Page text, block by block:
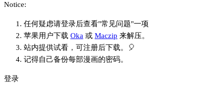
Notice:
任何疑虑请登录后查看"常见问题"一项
苹果用户下载 Oka 或 Maczip 来解压。
站内提供试看，可注册后下载。🎈
记得自己备份每部漫画的密码。
登录